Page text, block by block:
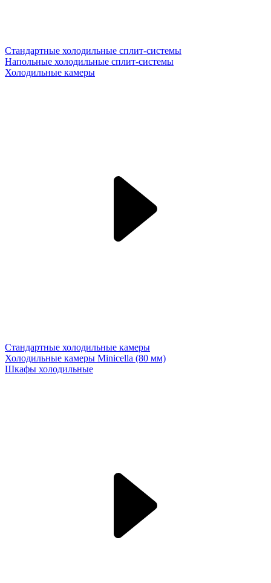
Стандартные холодильные сплит-системы
Напольные холодильные сплит-системы
Холодильные камеры
Стандартные холодильные камеры
Холодильные камеры Minicella (80 мм)
Шкафы холодильные